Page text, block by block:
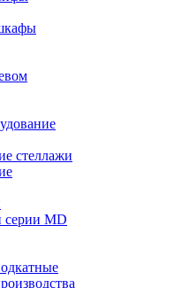
стеллажи
серии MD